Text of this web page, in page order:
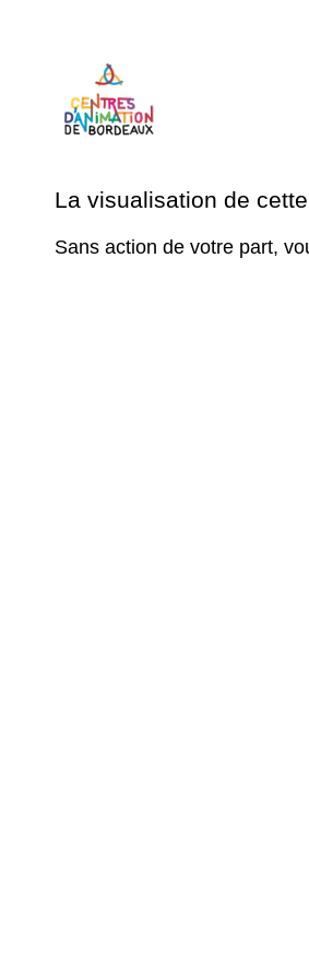
La visualisation de
Sans action de votre part,